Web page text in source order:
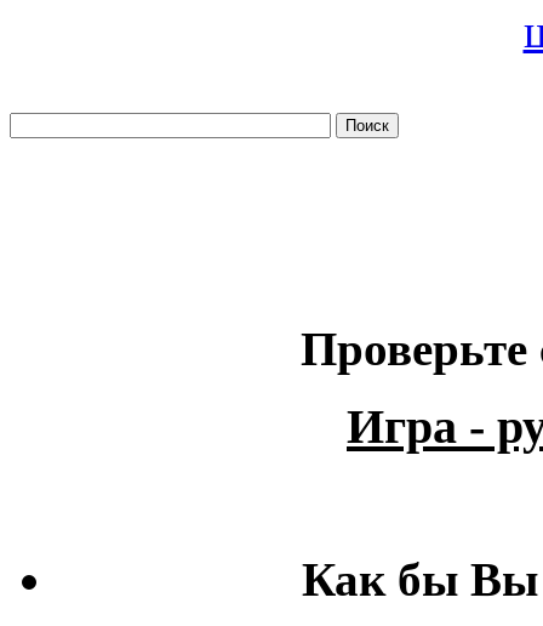
Проверьте
Игра -
Как бы Вы